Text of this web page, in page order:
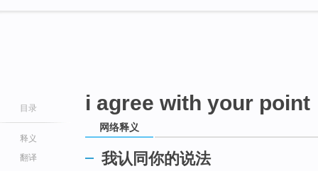
目录
释义
翻译
i agree with your point
网络释义
我认同你的说法